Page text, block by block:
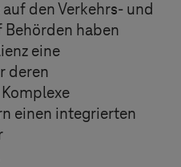
den Verkehrs- und
Behörden haben
eine
deren
einen integrierten